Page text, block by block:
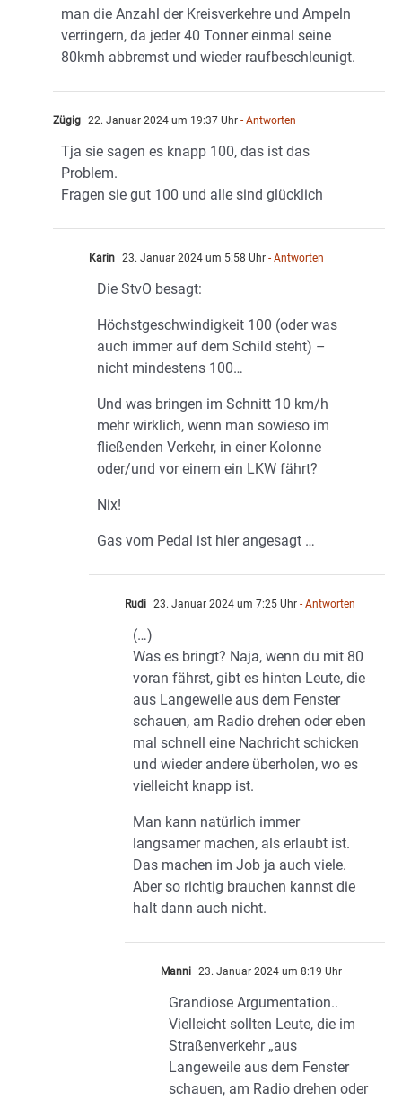
man die Anzahl der Kreisverkehre und Ampeln
verringern, da jeder 40 Tonner einmal seine
80kmh abbremst und wieder raufbeschleunigt.
Zügig 22. Januar 2024 um 19:37 Uhr - Antworten
Tja sie sagen es knapp 100, das ist das
Problem.
Fragen sie gut 100 und alle sind glücklich
Karin 23. Januar 2024 um 5:58 Uhr - Antworten
Die StvO besagt:
Höchstgeschwindigkeit 100 (oder was
auch immer auf dem Schild steht) –
nicht mindestens 100…
Und was bringen im Schnitt 10 km/h
mehr wirklich, wenn man sowieso im
fließenden Verkehr, in einer Kolonne
oder/und vor einem ein LKW fährt?
Nix!
Gas vom Pedal ist hier angesagt …
Rudi 23. Januar 2024 um 7:25 Uhr - Antworten
(…)
Was es bringt? Naja, wenn du mit 80
voran fährst, gibt es hinten Leute, die
aus Langeweile aus dem Fenster
schauen, am Radio drehen oder eben
mal schnell eine Nachricht schicken
und wieder andere überholen, wo es
vielleicht knapp ist.
Man kann natürlich immer
langsamer machen, als erlaubt ist.
Das machen im Job ja auch viele.
Aber so richtig brauchen kannst die
halt dann auch nicht.
Manni 23. Januar 2024 um 8:19 Uhr
Grandiose Argumentation..
Vielleicht sollten Leute, die im
Straßenverkehr „aus
Langeweile aus dem Fenster
schauen, am Radio drehen oder